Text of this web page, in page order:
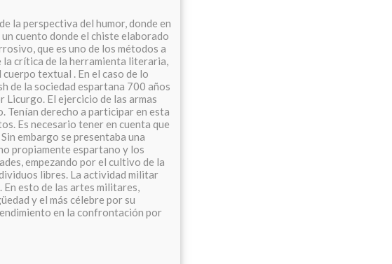
la perspectiva del humor, donde en
cuento donde el chiste elaborado
que es uno de los métodos a
crítica de la herramienta literaria,
textual . En el caso de lo
de la sociedad espartana 700 años
El ejercicio de las armas
Tenían derecho a participar en esta
Es necesario tener en cuenta que
embargo se presentaba una
propiamente espartano y los
empezando por el cultivo de la
libres. La actividad militar
esto de las artes militares,
y el más célebre por su
en la confrontación por